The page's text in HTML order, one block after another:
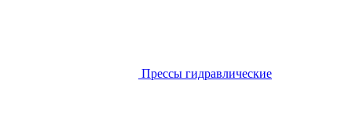
Прессы гидравлические